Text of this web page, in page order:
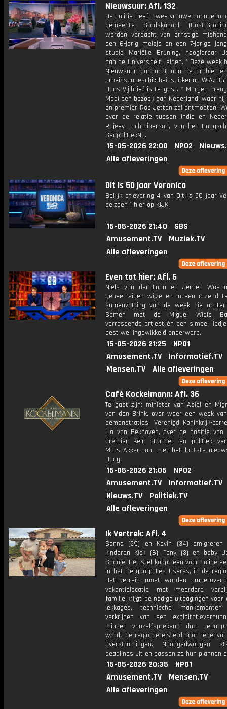
Nieuwsuur: Afl. 132
De politie heeft twee vrouwen
gemeente Stadskanaal (Oost-
worden verdacht van ernstige
een 6-jarig meisje en een 7-jarige
studio Mariëlle Bruning, hoogleraar
aan de Universiteit Leiden. * Deze week
Nieuwsuur aandacht aan de
arbeidsongeschiktheidsuitkering WIA.
Hans Vijlbrief is te gast. * Morgen
Modi een bezoek aan Nederland, waar
en premier Rob Jetten zal ontmoeten.
over de relatie tussen India en
Rajeev Lachmipersad, van het
GeopolitiekNu.
15-05-2026 22:00 NPO2
Alle afleveringen
Dit is 50 jaar Veronica
Bekijk aflevering 4 van Dit is 50 jaar
seizoen 1 hier op KIJK.
15-05-2026 21:40
SBS
Amusement.TV
Muziek.TV
Alle afleveringen
Even tot hier: Afl. 6
Niels van der Laan en Jeroen Woe
geheel eigen wijze en in een razend
samenvatting van de week die
Samen met de Miguel Wiels
verrassende artiest én een simpel
best wel ingewikkeld onderwerp.
15-05-2026 21:25
NPO1
Amusement.TV
Informatief.TV
Mensen.TV
Alle afleveringen
Café Kockelmann: Afl. 36
Te gast zijn: minister van Asiel en
van den Brink, over weer een week
demonstraties, Verenigd Koninkrijk-
Lia van Bekhoven, over de positie
premier Keir Starmer en politiek
Mats Akkerman, met het laatste
Haag.
15-05-2026 21:05
NPO2
Amusement.TV
Informatief.TV
Nieuws.TV
Politiek.TV
Alle afleveringen
Ik Vertrek: Afl. 4
Sanne (29) en Kevin (34)
kinderen Kick (6), Tony (3) en baby
Spanje. Het stel koopt een voormalige
in het bergdorp Les Useres, in de regio
Het terrein moet worden
vakantielocatie met meerdere
familie krijgt de nodige uitdagingen voor
lekkages, technische
verkrijgen van een
minder vanzelfsprekend dan
wordt de regio geteisterd door
overstromingen. Noodgedwongen
deadlines uit en passen ze hun plannen
15-05-2026 20:35
NPO1
Amusement.TV
Mensen.TV
Alle afleveringen